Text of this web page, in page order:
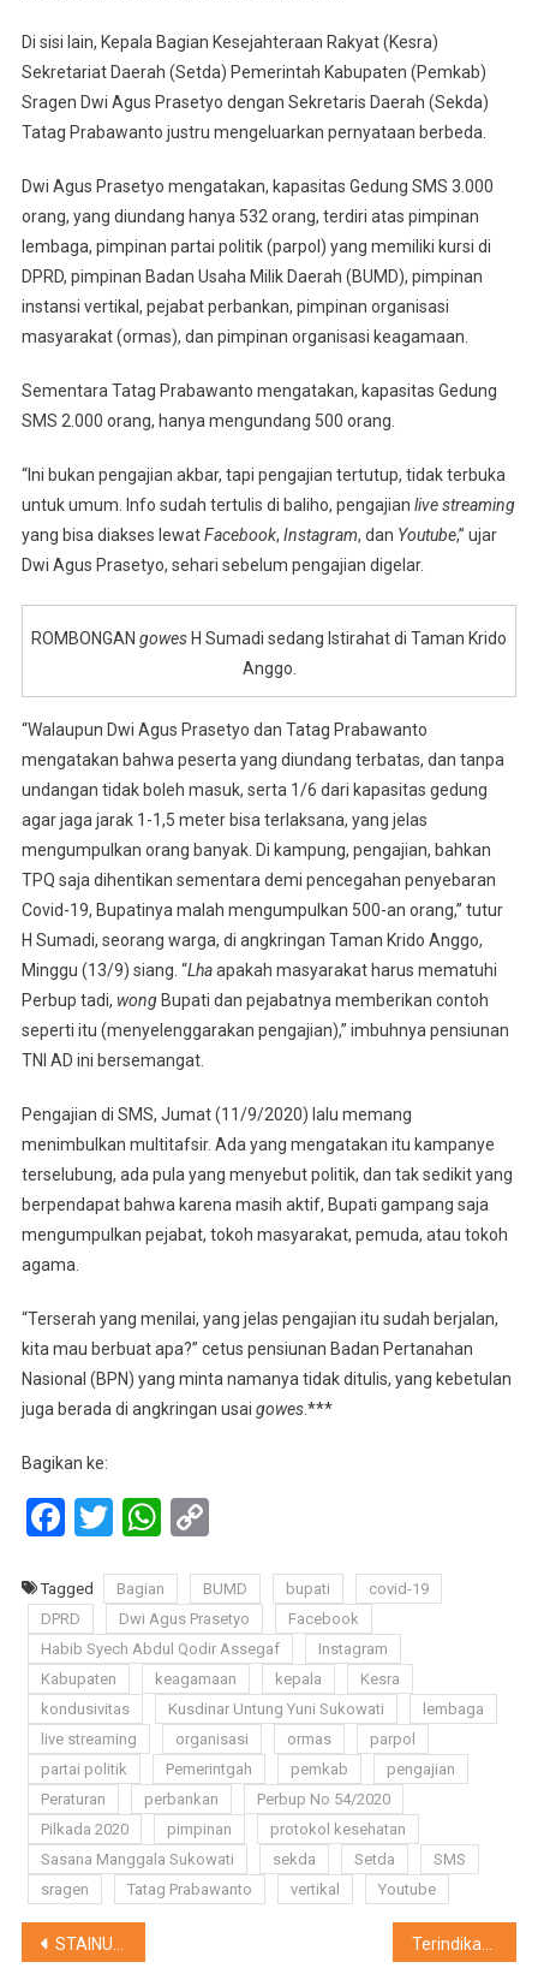
Di sisi lain, Kepala Bagian Kesejahteraan Rakyat (Kesra)
Sekretariat Daerah (Setda) Pemerintah Kabupaten (Pemkab)
Sragen Dwi Agus Prasetyo dengan Sekretaris Daerah (Sekda)
Tatag Prabawanto justru mengeluarkan pernyataan berbeda.
Dwi Agus Prasetyo mengatakan, kapasitas Gedung SMS 3.000
orang, yang diundang hanya 532 orang, terdiri atas pimpinan
lembaga, pimpinan partai politik (parpol) yang memiliki kursi di
DPRD, pimpinan Badan Usaha Milik Daerah (BUMD), pimpinan
instansi vertikal, pejabat perbankan, pimpinan organisasi
masyarakat (ormas), dan pimpinan organisasi keagamaan.
Sementara Tatag Prabawanto mengatakan, kapasitas Gedung
SMS 2.000 orang, hanya mengundang 500 orang.
“Ini bukan pengajian akbar, tapi pengajian tertutup, tidak terbuka
untuk umum. Info sudah tertulis di baliho, pengajian live streaming
yang bisa diakses lewatFacebook, Instagram, dan Youtube,” ujar
Dwi Agus Prasetyo, sehari sebelum pengajian digelar.
ROMBONGAN gowes H Sumadi sedang Istirahat di Taman Krido
Anggo.
“Walaupun Dwi Agus Prasetyo dan Tatag Prabawanto
mengatakan bahwa peserta yang diundang terbatas, dan tanpa
undangan tidak boleh masuk, serta 1/6 dari kapasitas gedung
agar jaga jarak 1-1,5 meter bisa terlaksana, yang jelas
mengumpulkan orang banyak. Di kampung, pengajian, bahkan
TPQ saja dihentikan sementara demi pencegahan penyebaran
Covid-19, Bupatinya malah mengumpulkan 500-an orang,” tutur
H Sumadi, seorang warga, di angkringan Taman Krido Anggo,
Minggu (13/9) siang. “Lhaapakah masyarakat harus mematuhi
Perbup tadi, wongBupati dan pejabatnya memberikan contoh
seperti itu (menyelenggarakan pengajian),” imbuhnya pensiunan
TNI AD ini bersemangat.
Pengajian di SMS, Jumat (11/9/2020) lalu memang
menimbulkan multitafsir. Ada yang mengatakan itu kampanye
terselubung, ada pula yang menyebut politik, dan tak sedikit yang
berpendapat bahwa karena masih aktif, Bupati gampang saja
mengumpulkan pejabat, tokoh masyarakat, pemuda, atau tokoh
agama.
“Terserah yang menilai, yang jelas pengajian itu sudah berjalan,
kita mau berbuat apa?” cetus pensiunan Badan Pertanahan
Nasional (BPN) yang minta namanya tidak ditulis, yang kebetulan
juga berada di angkringan usai gowes.***
Bagikan ke:
Facebook
TwitterWhatsApp
Copy
Tagged Bagian BUMD bupati
covid-19
DPRD
Dwi Agus Prasetyo
Facebook
Habib Syech Abdul Qodir Assegaf
Instagram
Kabupaten
keagamaan kepala
Kesra
kondusivitas
Kusdinar Untung Yuni Sukowati
lembaga
live streaming
organisasi ormas
parpol
partai politik
Pemerintgah pemkab
pengajian
Peraturan
perbankan
Perbup No 54/2020
Pilkada 2020
pimpinan
protokol kesehatan
Sasana Manggala Sukowati
sekda Setda
SMS
sragen
Tatag Prabawanto vertikal Youtube
Navigasi
STAINU Temanggung Bedah Kelayakan Proposal Skripsi